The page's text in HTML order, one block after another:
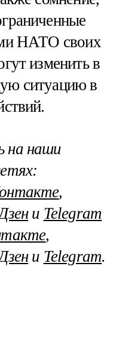
НАТО своих
изменить в
ситуацию в
на наши
,
и Telegram
,
и Telegram.